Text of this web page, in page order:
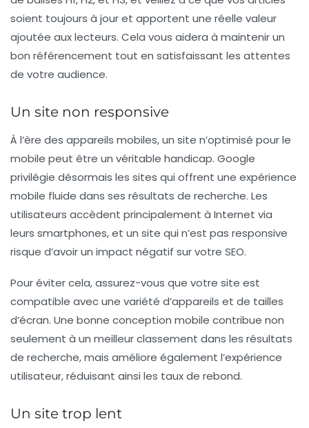
soient toujours à jour et apportent une réelle valeur
ajoutée aux lecteurs. Cela vous aidera à maintenir un
bon référencement tout en satisfaissant les attentes
de votre audience.
Un site non responsive
À l’ère des appareils mobiles, un site n’optimisé pour le
mobile peut être un véritable handicap. Google
privilégie désormais les sites qui offrent une expérience
mobile fluide dans ses résultats de recherche. Les
utilisateurs accèdent principalement à Internet via
leurs smartphones, et un site qui n’est pas responsive
risque d’avoir un impact négatif sur votre SEO.
Pour éviter cela, assurez-vous que votre site est
compatible avec une variété d’appareils et de tailles
d’écran. Une bonne conception mobile contribue non
seulement à un meilleur classement dans les résultats
de recherche, mais améliore également l’expérience
utilisateur, réduisant ainsi les taux de rebond.
Un site trop lent